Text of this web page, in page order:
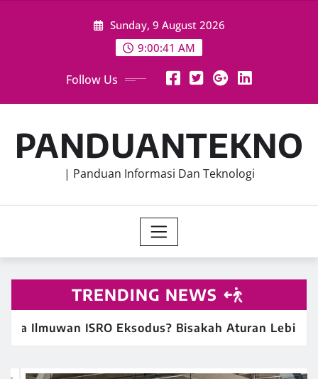
Sunday, 9 August 2026
9:00:44 AM
Follow Us
PANDUANTEKNO
| Panduan Informasi Dan Teknologi
TRENDING NEWS
Bisakah Aturan Lebih Ketat Membuat